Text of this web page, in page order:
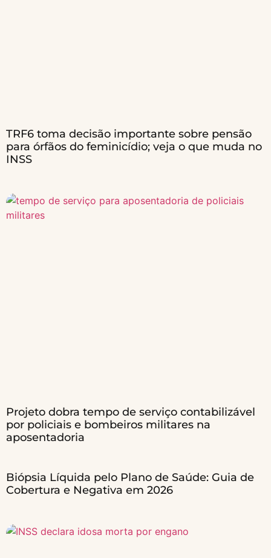
TRF6 toma decisão importante sobre pensão
para órfãos do feminicídio; veja o que muda no
INSS
Projeto dobra tempo de serviço contabilizável
por policiais e bombeiros militares na
aposentadoria
Biópsia Líquida pelo Plano de Saúde: Guia de
Cobertura e Negativa em 2026